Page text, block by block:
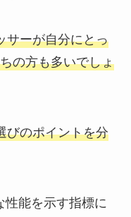
サーが自分にとっ
の方も多いでしょ
びのポイントを分
性能を示す指標に